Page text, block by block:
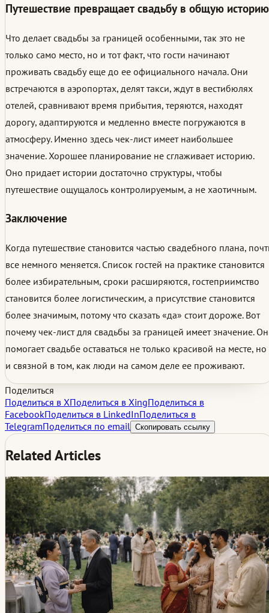
Путешествие превращает свадьбу в общую историю
Что делает свадьбы за границей особенными, так это не
только само место, но и тот факт, что гости начинают
проживать свадьбу еще до ее официального начала. Они
встречаются в аэропортах, делят такси, ждут в вестибюлях
отелей, сравнивают время прибытия, теряются, находят
дорогу, адаптируются и медленно вместе погружаются в
атмосферу. Именно здесь чек-лист имеет наибольшее
значение. Хорошее планирование не сглаживает историю.
Оно придает истории достаточно структуры, чтобы
путешествие ощущалось контролируемым, а не хаотичным.
Заключение
Когда путешествие становится частью свадебного плана,
все немного меняется. Список гостей на практике становится
более избирательным, сроки расширяются, гостеприимство
становится более логистическим, а присутствие становится
более значимым, потому что сказать «да» стоит дороже. Вот
почему чек-лист для свадьбы за границей имеет значение. Он
помогает свадьбе оставаться не только красивой на месте, но
и связной в том, как люди на самом деле ее проживают.
Поделиться
Поделиться в XПоделиться в XingПоделиться в
FacebookПоделиться в LinkedInПоделиться в
TelegramПоделиться по email Скопировать ссылку
Related Articles